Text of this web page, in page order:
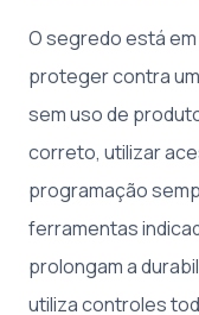
O segredo está
proteger contra
sem uso de
correto, utilizar
programação
ferramentas
prolongam a
utiliza controles